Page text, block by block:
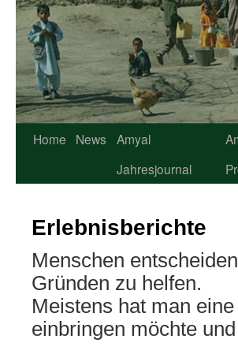
Home News
Amyal
Jahresjournal
Erlebnisberichte
Menschen
Gründen zu helfen.
Meistens hat man
einbringen möchte